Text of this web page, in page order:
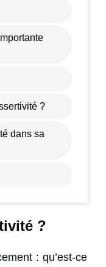
?
dans sa
?
: qu’est-ce